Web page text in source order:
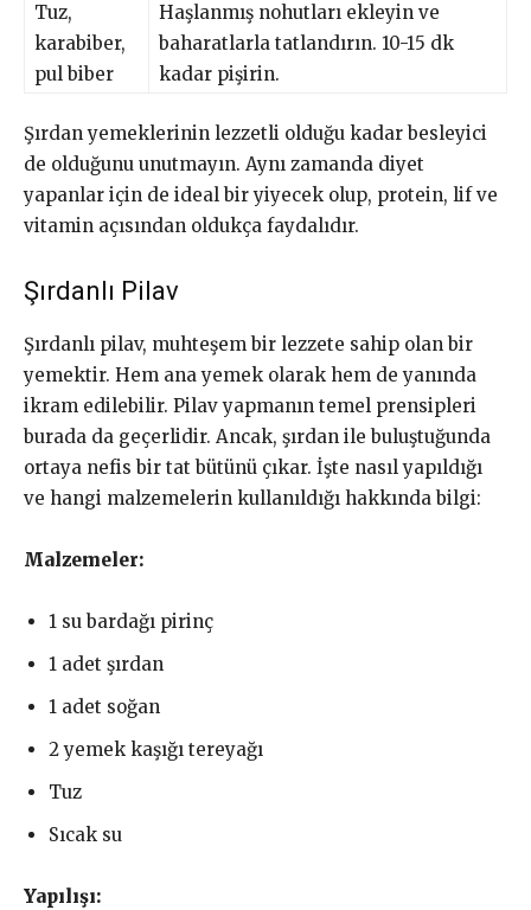
Tuz,
karabiber,
pul biber
Haşlanmış nohutları ekleyin ve
baharatlarla tatlandırın. 10-15 dk
kadar pişirin.
Şırdan yemeklerinin lezzetli olduğu kadar besleyici
de olduğunu unutmayın. Aynı zamanda diyet
yapanlar için de ideal bir yiyecek olup, protein, lif ve
vitamin açısından oldukça faydalıdır.
Şırdanlı Pilav
Şırdanlı pilav, muhteşem bir lezzete sahip olan bir
yemektir. Hem ana yemek olarak hem de yanında
ikram edilebilir. Pilav yapmanın temel prensipleri
burada da geçerlidir. Ancak, şırdan ile buluştuğunda
ortaya nefis bir tat bütünü çıkar. İşte nasıl yapıldığı
ve hangi malzemelerin kullanıldığı hakkında bilgi:
Malzemeler:
1 su bardağı pirinç
1 adet şırdan
1 adet soğan
2 yemek kaşığı tereyağı
Tuz
Sıcak su
Yapılışı: